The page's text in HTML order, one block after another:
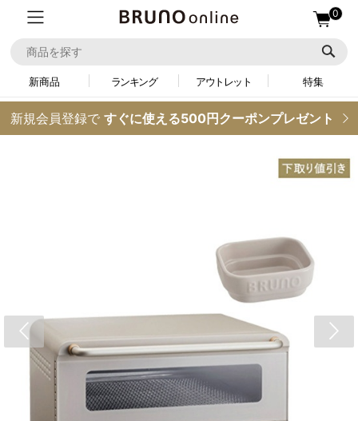
0
新商品 ランキング アウトレット 特集
新規会員登録で すぐに使える500円クーポンプレゼント